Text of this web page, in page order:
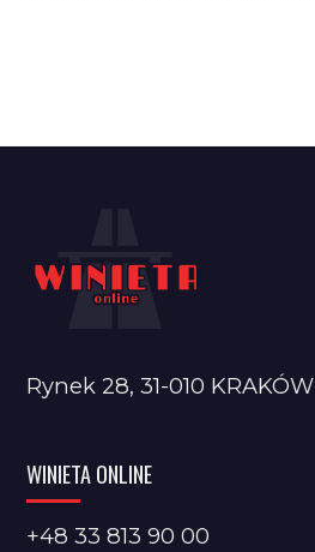
Rynek 28, 31-010 KRAKÓW
WINIETA ONLINE
+48 33 813 90 00